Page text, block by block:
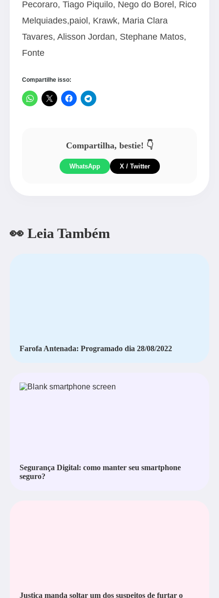
Pecoraro, Tiago Piquilo, Nego do Borel, Rico
Melquiades,paiol, Krawk, Maria Clara
Tavares, Alisson Jordan, Stephane Matos,
Fonte
Compartilhe isso:
Compartilha, bestie! 👇
WhatsApp X / Twitter
👀 Leia Também
Farofa Antenada: Programado dia 28/08/2022
Segurança Digital: como manter seu smartphone
seguro?
Justiça manda soltar um dos suspeitos de furtar o